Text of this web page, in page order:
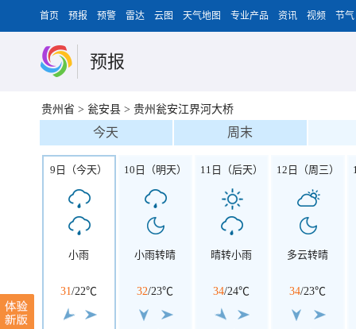
首页 预报 预警 雷达 云图 天气地图 专业产品 资讯 视频 节气
预报
贵州省 > 瓮安县 > 贵州瓮安江界河大桥
今天 周末
9日（今天）
小雨
31/22℃
10日（明天）
小雨转晴
32/23℃
11日（后天）
晴转小雨
34/24℃
12日（周三）
多云转晴
34/23℃